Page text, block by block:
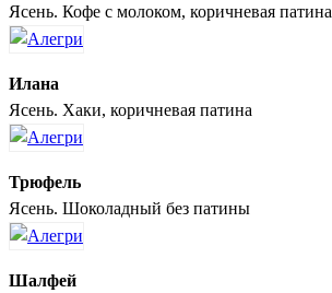
Ясень. Кофе с молоком, коричневая патина
Илана
Ясень. Хаки, коричневая патина
Трюфель
Ясень. Шоколадный без патины
Шалфей